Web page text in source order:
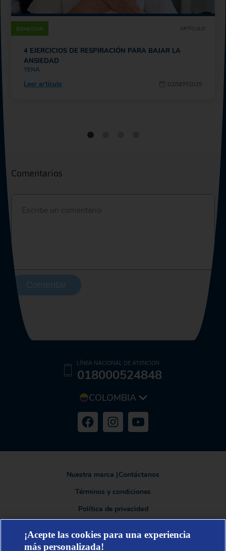
BIENESTAR ARTÍCULO
4 EJERCICIOS DE RESPIRACIÓN PARA BAJAR LA
ANSIEDAD
TENA
02/SEP/2025
Leer artículo
Comentarios
COLOMBIA
LÍNEA NACIONAL DE ATENCIÓN
018000524848
Nuestra marca |Contáctanos
Términos y condiciones
Política de privacidad
¡Acepte las cookies para una experiencia
más personalizada!